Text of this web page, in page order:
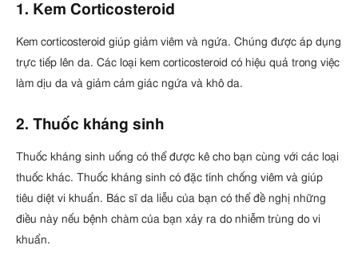
1. Kem Corticosteroid
Kem corticosteroid giúp giảm viêm và ngứa. Chúng được áp dụng
trực tiếp lên da. Các loại kem corticosteroid có hiệu quả trong việc
làm dịu da và giảm cảm giác ngứa và khô da.
2. Thuốc kháng sinh
Thuốc kháng sinh uống có thể được kê cho bạn cùng với các loại
thuốc khác. Thuốc kháng sinh có đặc tính chống viêm và giúp
tiêu diệt vi khuẩn. Bác sĩ da liễu của bạn có thể đề nghị những
điều này nếu bệnh chàm của bạn xảy ra do nhiễm trùng do vi
khuẩn.